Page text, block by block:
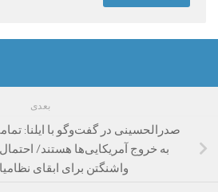
بعدی
صدرالحسینی در گفت‌وگو با ایلنا:
به خروج آمریکایی‌ها هستند/
واشنگتن برای ابقای